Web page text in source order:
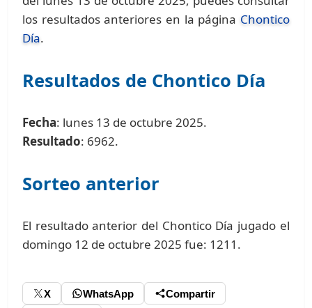
los resultados anteriores en la página Chontico
Día.
Resultados de Chontico Día
Fecha: lunes 13 de octubre 2025.
Resultado: 6962.
Sorteo anterior
El resultado anterior del Chontico Día jugado el
domingo 12 de octubre 2025 fue: 1211.
X WhatsApp
Compartir